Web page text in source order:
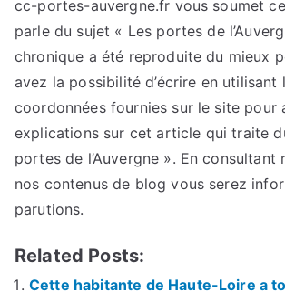
cc-portes-auvergne.fr vous soumet
parle du sujet « Les portes de
chronique a été reproduite du mieux
avez la possibilité d’écrire en utilisant
coordonnées fournies sur le site pour
explications sur cet article qui traite
portes de l’Auvergne ». En consultant
nos contenus de blog vous serez
parutions.
Related Posts:
Cette habitante de Haute-Loire a